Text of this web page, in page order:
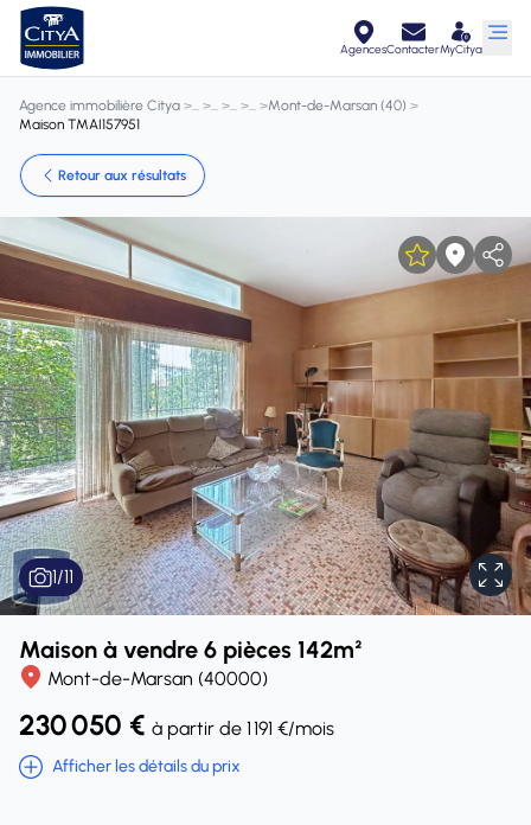
AgencesContacterMyCitya
Agence immobilière Citya > > > > >Mont-de-Marsan (40) >
Maison TMAI157951
Retour aux résultats
1/11
Maison à vendre 6 pièces 142m²
Mont-de-Marsan (40000)
230 050 € à partir de 1 191 €/mois
Afficher les détails du prix